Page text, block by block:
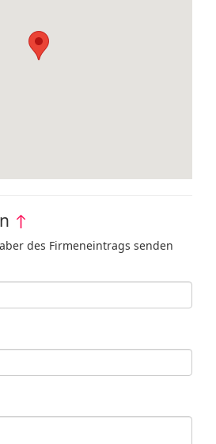
↑
des Firmeneintrags senden